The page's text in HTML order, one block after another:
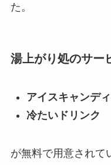
た。
湯上がり処のサー
アイスキャンデ
冷たいドリンク
が無料で用意されて